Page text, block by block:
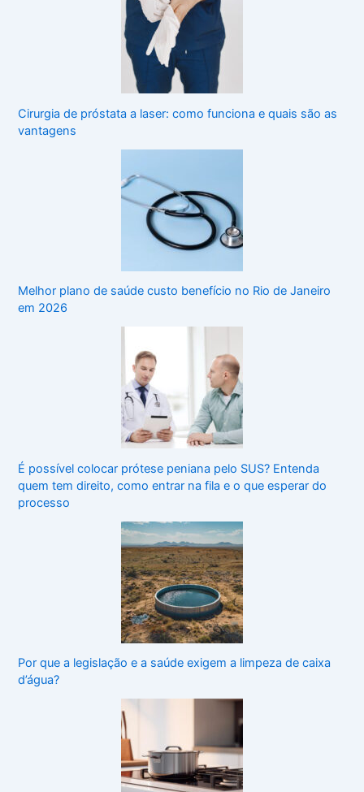
Cirurgia de próstata a laser: como funciona e quais são as
vantagens
Melhor plano de saúde custo benefício no Rio de Janeiro
em 2026
É possível colocar prótese peniana pelo SUS? Entenda
quem tem direito, como entrar na fila e o que esperar do
processo
Por que a legislação e a saúde exigem a limpeza de caixa
d’água?